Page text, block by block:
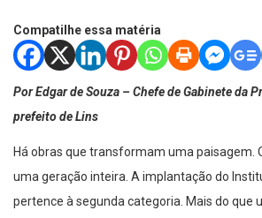
Compatilhe essa matéria
Por Edgar de Souza – Chefe de Gabinete da
prefeito de Lins
Há obras que transformam uma paisagem.
uma geração inteira. A implantação do
pertence à segunda categoria. Mais do que